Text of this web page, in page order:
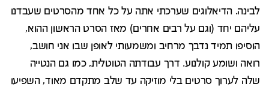
לבינה. הדיאלוגים שערכתי אתה על כל אחד מהסרטים שעבדנו
עליהם יחד (וגם על רבים אחרים) מאז הסרט הראשון ההוא,
הוסיפו תמיד נדבך מרחיב ומשמעותי לאופן שבו אני חושב,
רואה ושומע קולנוע. דרך עבודתה הטוטלית, כמו גם הנטייה
שלה לערוך סרטים בלי מוזיקה עד שלב מתקדם מאוד, השפיעו